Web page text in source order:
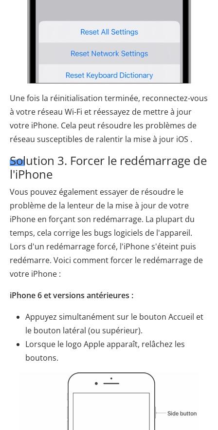
Une fois la réinitialisation terminée, reconnectez-vous
à votre réseau Wi-Fi et réessayez de mettre à jour
votre iPhone. Cela peut résoudre les problèmes de
réseau susceptibles de ralentir la mise à jour iOS .
Solution 3. Forcer le redémarrage de
l'iPhone
Vous pouvez également essayer de résoudre le
problème de la lenteur de la mise à jour de votre
iPhone en forçant son redémarrage. La plupart du
temps, cela corrige les bugs logiciels de l'appareil.
Lors d'un redémarrage forcé, l'iPhone s'éteint puis
redémarre. Voici comment forcer le redémarrage de
votre iPhone :
iPhone 6 et versions antérieures :
Appuyez simultanément sur le bouton Accueil et
le bouton latéral (ou supérieur).
Lorsque le logo Apple apparaît, relâchez les
boutons.